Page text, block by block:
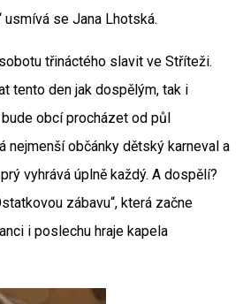
usmívá se Jana Lhotská.
třináctého slavit ve Stříteži.
tento den jak dospělým, tak i
obcí procházet od půl
nejmenší občánky dětský karneval a
vyhrává úplně každý. A dospělí?
zábavu“, která začne
i poslechu hraje kapela